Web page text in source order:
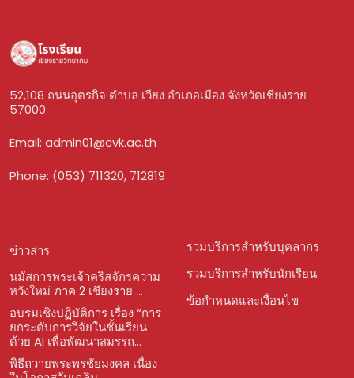
52,108 ถนนอุตรกิจ ตำบล เวียง อำเภอเมือง จังหวัดเชียงราย
57000
Email: admin01@cvk.ac.th
Phone: (053) 711320, 712819
ข่าวสาร
นมัสการพระเจ้าคริสจักรความ
หวังใหม่ ภาค 2 เชียงราย ...
อบรมเชิงปฏิบัติการ เรื่อง “การ
ยกระดับการวิจัยในชั้นเรียน
ด้วย AI เพื่อพัฒนาสมรรถ...
พิธีถวายพระพรชัยมงคล เนื่อง
รวมบริการสำหรับบุคลากร
รวมบริการสำหรับนักเรียน
ข้อกำหนดและเงื่อนไข